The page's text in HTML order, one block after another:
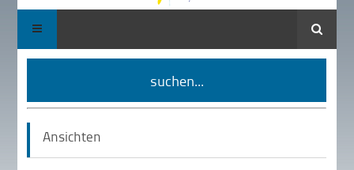
Suche
suchen...
Ansichten